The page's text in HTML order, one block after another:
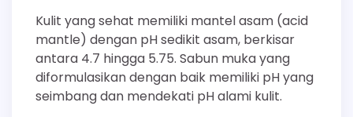
Kulit yang sehat memiliki mantel asam (acid
mantle) dengan pH sedikit asam, berkisar
antara 4.7 hingga 5.75. Sabun muka yang
diformulasikan dengan baik memiliki pH yang
seimbang dan mendekati pH alami kulit.